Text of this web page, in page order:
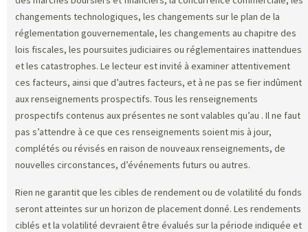
changements technologiques, les changements sur le plan de la
réglementation gouvernementale, les changements au chapitre des
lois fiscales, les poursuites judiciaires ou réglementaires inattendues
et les catastrophes. Le lecteur est invité à examiner attentivement
ces facteurs, ainsi que d’autres facteurs, et à ne pas se fier indûment
aux renseignements prospectifs. Tous les renseignements
prospectifs contenus aux présentes ne sont valables qu’au . Il ne faut
pas s’attendre à ce que ces renseignements soient mis à jour,
complétés ou révisés en raison de nouveaux renseignements, de
nouvelles circonstances, d’événements futurs ou autres.
Rien ne garantit que les cibles de rendement ou de volatilité du fonds
seront atteintes sur un horizon de placement donné. Les rendements
ciblés et la volatilité devraient être évalués sur la période indiquée et